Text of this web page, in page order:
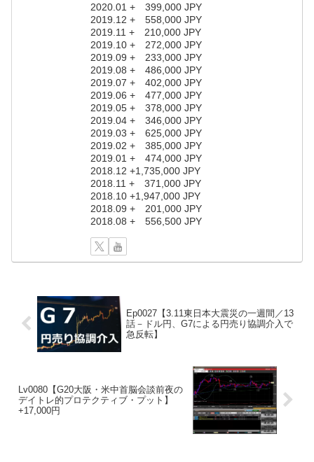
2020.01 + 399,000 JPY
2019.12 + 558,000 JPY
2019.11 + 210,000 JPY
2019.10 + 272,000 JPY
2019.09 + 233,000 JPY
2019.08 + 486,000 JPY
2019.07 + 402,000 JPY
2019.06 + 477,000 JPY
2019.05 + 378,000 JPY
2019.04 + 346,000 JPY
2019.03 + 625,000 JPY
2019.02 + 385,000 JPY
2019.01 + 474,000 JPY
2018.12 +1,735,000 JPY
2018.11 + 371,000 JPY
2018.10 +1,947,000 JPY
2018.09 + 201,000 JPY
2018.08 + 556,500 JPY
Ep0027【3.11東日本大震災の一週間／13
話－ドル円、G7による円売り協調介入で
急反転】
Lv0080【G20大阪・米中首脳会談前夜の
デイトレ的プロテクティブ・プット】
+17,000円